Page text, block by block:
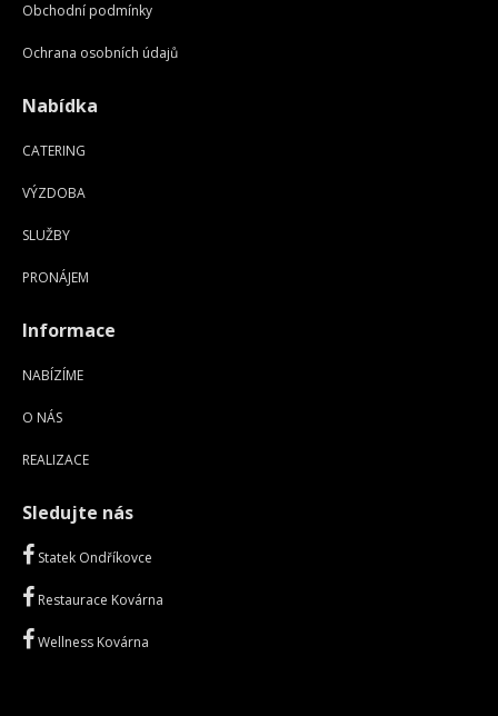
Obchodní podmínky
Ochrana osobních údajů
Nabídka
CATERING
VÝZDOBA
SLUŽBY
PRONÁJEM
Informace
NABÍZÍME
O NÁS
REALIZACE
Sledujte nás
Statek Ondříkovce
Restaurace Kovárna
Wellness Kovárna